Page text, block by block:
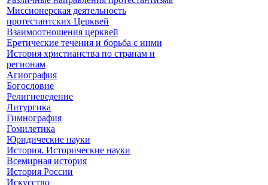
Миссионерская деятельность
протестантских Церквей
Взаимоотношения церквей
Еретические течения и борьба с ними
История христианства по странам и
регионам
Агиография
Богословие
Религиеведение
Литургика
Гимнография
Гомилетика
Юридические науки
История. Исторические науки
Всемирная история
История России
Искусство